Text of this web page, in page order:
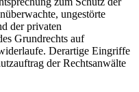
ungestörte
der privaten
Grundrechts auf
Derartige Eingriffe
der Rechtsanwälte